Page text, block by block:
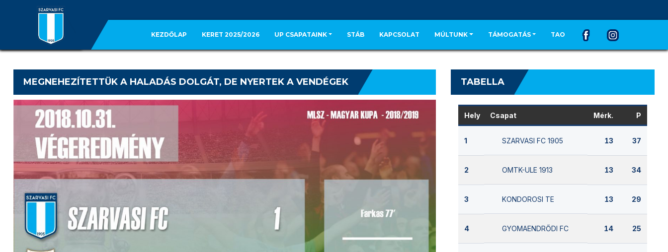
KEZDŐLAP KERET 2025/2026 UP CSAPATAINK STÁB KAPCSOLAT MÚLTUNK TÁMOGATÁS TAO
MEGNEHEZÍTETTÜK A HALADÁS DOLGÁT, DE NYERTEK A VENDÉGEK TABELLA
Hely Csapat Mérk. P
1 SZARVASI FC 1905 13 37
2 OMTK-ULE 1913 13 34
3 KONDOROSI TE 13 29
4 GYOMAENDRŐDI FC 14 25